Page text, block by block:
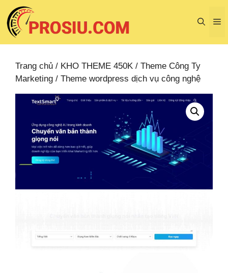
Chuyển
đến
nội
dung
Trang chủ / KHO THEME 450K / Theme Công Ty
Marketing / Theme wordpress dịch vụ công nghệ